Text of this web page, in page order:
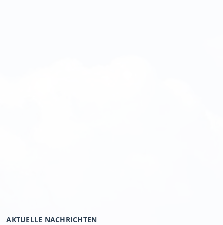
AKTUELLE NACHRICHTEN